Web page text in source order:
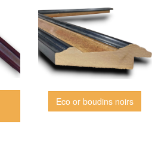
Eco or boudins noirs